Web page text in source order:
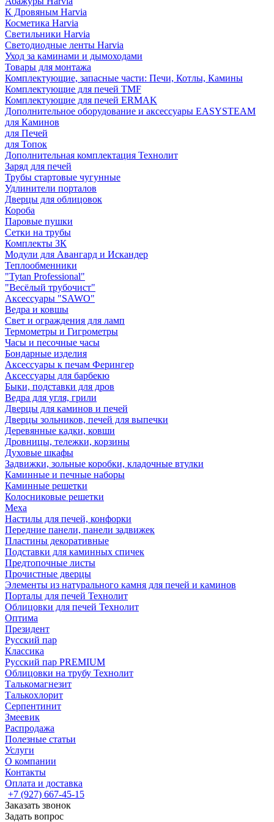
К Дровяным Harvia
Косметика Harvia
Светильники Harvia
Светодиодные ленты Harvia
Уход за каминами и дымоходами
Товары для монтажа
Комплектующие, запасные части: Печи, Котлы, Камины
Комплектующие для печей TMF
Комплектующие для печей ERMAK
Дополнительное оборудование и аксессуары EASYSTEAM
для Каминов
для Печей
для Топок
Дополнительная комплектация Технолит
Заряд для печей
Трубы стартовые чугунные
Удлинители порталов
Дверцы для облицовок
Короба
Паровые пушки
Сетки на трубы
Комплекты ЗК
Модули для Авангард и Искандер
Теплообменники
"Tytan Professional"
"Весёлый трубочист"
Аксессуары "SAWO"
Ведра и ковшы
Свет и ограждения для ламп
Термометры и Гигрометры
Часы и песочные часы
Бондарные изделия
Аксессуары к печам Ферингер
Аксессуары для барбекю
Быки, подставки для дров
Ведра для угля, грили
Дверцы для каминов и печей
Дверцы зольников, печей для выпечки
Деревянные кадки, ковши
Дровницы, тележки, корзины
Духовые шкафы
Задвижки, зольные коробки, кладочные втулки
Каминные и печные наборы
Каминные решетки
Колосниковые решетки
Меха
Настилы для печей, конфорки
Передние панели, панели задвижек
Пластины декоративные
Подставки для каминных спичек
Предтопочные листы
Прочистные дверцы
Элементы из натурального камня для печей и каминов
Порталы для печей Технолит
Облицовки для печей Технолит
Оптима
Президент
Русский пар
Классика
Русский пар PREMIUM
Облицовки на трубу Технолит
Талькомагнезит
Талькохлорит
Серпентинит
Змеевик
Распродажа
Полезные статьи
Услуги
О компании
Контакты
Оплата и доставка
+7 (927) 667-45-15
Заказать звонок
Задать вопрос